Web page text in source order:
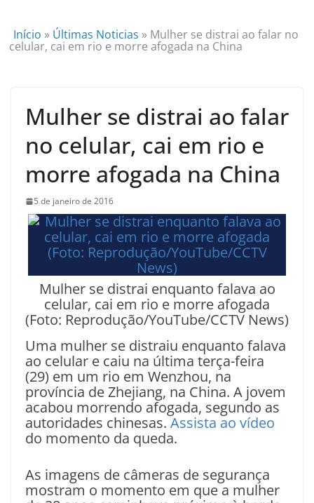
Início » Últimas Noticias » Mulher se distrai ao falar no
celular, cai em rio e morre afogada na China
Mulher se distrai ao falar
no celular, cai em rio e
morre afogada na China
5 de janeiro de 2016
Mulher se distrai enquanto falava ao
celular, cai em rio e morre afogada
(Foto: Reprodução/YouTube/CCTV News)
Uma mulher se distraiu enquanto falava
ao celular e caiu na última terça-feira
(29) em um rio em Wenzhou, na
província de Zhejiang, na China. A jovem
acabou morrendo afogada, segundo as
autoridades chinesas. Assista ao vídeo
do momento da queda.
As imagens de câmeras de segurança
mostram o momento em que a mulher